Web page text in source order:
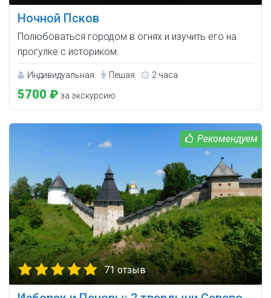
Ночной Псков
Полюбоваться городом в огнях и изучить его на
прогулке с историком.
Индивидуальная Пешая 2 часа
5700 ₽ за экскурсию
71 отзыв